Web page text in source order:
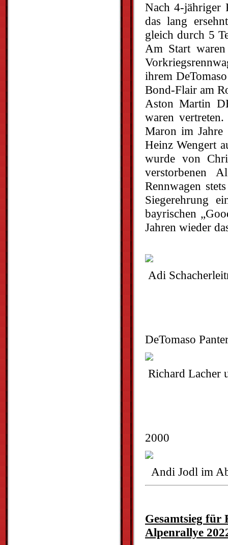
Nach 4-jähriger
das lang
gleich durch 5
Am Start
ihrem
Bond-Flair am
Aston Martin
waren
Maron im
Heinz Wengert
wurde von
verstorbenen
Rennwagen
Siegerehrung
bayrischen
Jahren wieder
Adi
DeTomaso
Richard Lacher
2000
Andi Jodl im
Gesamtsieg
Alpenrallye